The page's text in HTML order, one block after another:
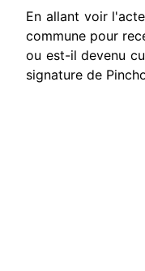
En allant voir
commune pour
ou est-il devenu
signature de